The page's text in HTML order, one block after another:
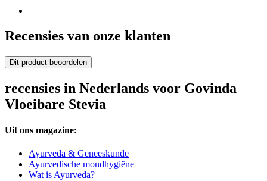
Recensies van onze klanten
Dit product beoordelen
recensies in Nederlands voor Govinda
Vloeibare Stevia
Uit ons magazine:
Ayurveda & Geneeskunde
Ayurvedische mondhygiëne
Wat is Ayurveda?